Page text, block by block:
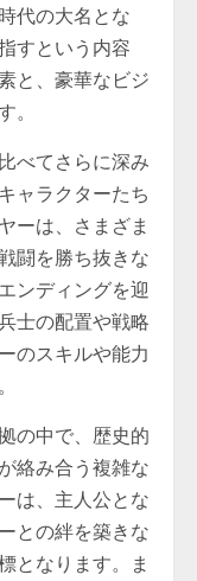
代の大名とな
すという内容
と、豪華なビジ
べてさらに深み
ャラクターたち
ーは、さまざま
闘を勝ち抜きな
ンディングを迎
士の配置や戦略
のスキルや能力
の中で、歴史的
絡み合う複雑な
は、主人公とな
との絆を築きな
となります。ま